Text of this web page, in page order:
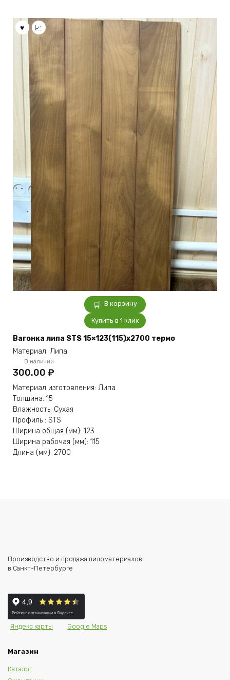
В корзину
Купить в 1 клик
Вагонка липа STS 15×123(115)x2700 термо
Материал: Липа
В наличии
300.00 ₽
Материал изготовления: Липа
Толщина: 15
Влажность: Сухая
Профиль : STS
Ширина общая (мм): 123
Ширина рабочая (мм): 115
Длина (мм): 2700
Производство и продажа пиломатериалов
в Санкт-Петербурге
Яндекс карты Google Maps
Магазин
Каталог